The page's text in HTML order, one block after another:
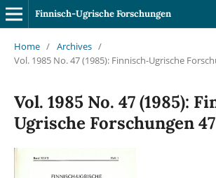
Finnisch-Ugrische Forschungen
Home / Archives /
Vol. 1985 No. 47 (1985): Finnisch-Ugrische
Vol. 1985 No. 47 (1985):
Ugrische Forschungen 47